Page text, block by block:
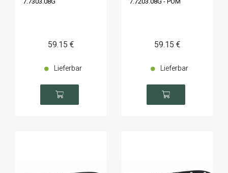
59.15 €
Lieferbar
59.15 €
Lieferbar